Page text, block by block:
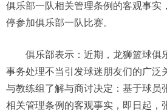
俱乐部一队相关管理条例的客观事实
停参加俱乐部一队比赛。
俱乐部表示：近期，龙狮篮球俱
事务处理不当引发球迷朋友们的广泛
与教练组了解与商讨决定：基于球员
相关管理条例的客观事实，即日起，